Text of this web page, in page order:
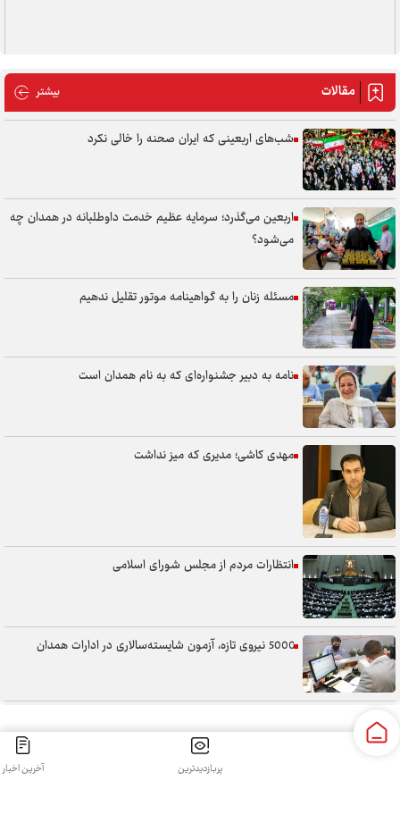
مقالات بیشتر مقالات
شب‌های اربعینی که ایران صحنه را خالی نکرد
اربعین می‌گذرد؛ سرمایه عظیم خدمت داوطلبانه در همدان چه
می‌شود؟
مسئله زنان را به گواهینامه موتور تقلیل ندهیم
نامه به دبیر جشنواره‌ای که به نام همدان است
مهدی کاشی؛ مدیری که میز نداشت
انتظارات مردم از مجلس شورای اسلامی
5000 نیروی تازه، آزمون شایسته‌سالاری در ادارات همدان
پربازدیدترین آخرین اخبار